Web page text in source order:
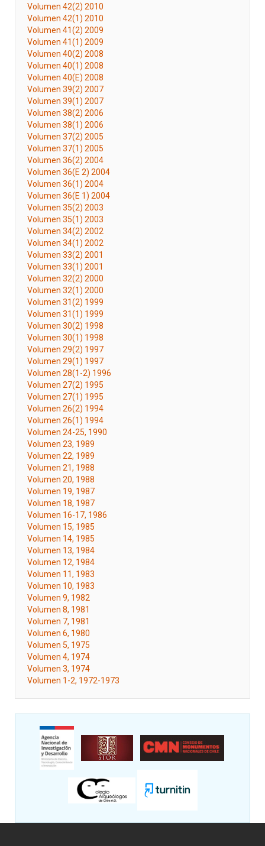
Volumen 42(2) 2010
Volumen 42(1) 2010
Volumen 41(2) 2009
Volumen 41(1) 2009
Volumen 40(2) 2008
Volumen 40(1) 2008
Volumen 40(E) 2008
Volumen 39(2) 2007
Volumen 39(1) 2007
Volumen 38(2) 2006
Volumen 38(1) 2006
Volumen 37(2) 2005
Volumen 37(1) 2005
Volumen 36(2) 2004
Volumen 36(E 2) 2004
Volumen 36(1) 2004
Volumen 36(E 1) 2004
Volumen 35(2) 2003
Volumen 35(1) 2003
Volumen 34(2) 2002
Volumen 34(1) 2002
Volumen 33(2) 2001
Volumen 33(1) 2001
Volumen 32(2) 2000
Volumen 32(1) 2000
Volumen 31(2) 1999
Volumen 31(1) 1999
Volumen 30(2) 1998
Volumen 30(1) 1998
Volumen 29(2) 1997
Volumen 29(1) 1997
Volumen 28(1-2) 1996
Volumen 27(2) 1995
Volumen 27(1) 1995
Volumen 26(2) 1994
Volumen 26(1) 1994
Volumen 24-25, 1990
Volumen 23, 1989
Volumen 22, 1989
Volumen 21, 1988
Volumen 20, 1988
Volumen 19, 1987
Volumen 18, 1987
Volumen 16-17, 1986
Volumen 15, 1985
Volumen 14, 1985
Volumen 13, 1984
Volumen 12, 1984
Volumen 11, 1983
Volumen 10, 1983
Volumen 9, 1982
Volumen 8, 1981
Volumen 7, 1981
Volumen 6, 1980
Volumen 5, 1975
Volumen 4, 1974
Volumen 3, 1974
Volumen 1-2, 1972-1973